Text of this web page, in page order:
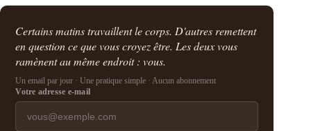
Certains matins travaillent le corps. D'autres remettent
en question ce que vous croyez être. Les deux vous
ramènent au même endroit : vous.
Un email par jour · Une pratique simple · Aucun abonnement
Votre adresse e-mail